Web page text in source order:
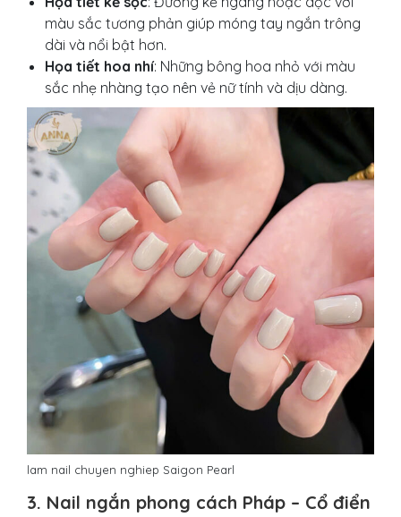
màu sắc tương phản giúp móng tay ngắn trông
dài và nổi bật hơn.
Họa tiết hoa nhí: Những bông hoa nhỏ với màu
sắc nhẹ nhàng tạo nên vẻ nữ tính và dịu dàng.
lam nail chuyen nghiep Saigon Pearl
3. Nail ngắn phong cách Pháp – Cổ điển